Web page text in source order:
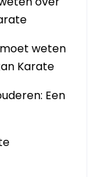
weten
Karate
Een